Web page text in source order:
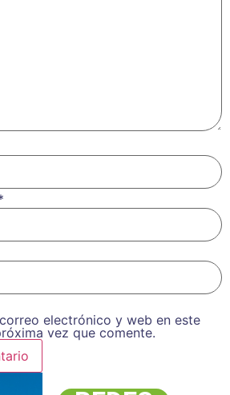
electrónico y web en este
vez que comente.